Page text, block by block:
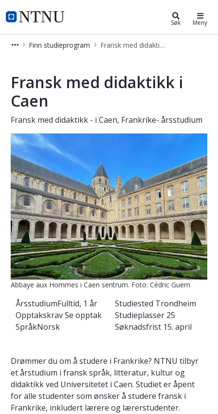
NTNU Hjemmeside
Fransk med didaktikk - Caen -
Søk Meny
Finn studieprogram Fransk med didaktikk - Caen - årsstudium
Fransk med didaktikk i
Caen
Fransk med didaktikk - i Caen, Frankrike- årsstudium
Abbaye aux Hommes i Caen sentrum. Foto: Cédric Guern
ÅrsstudiumFulltid, 1 år Studiested Trondheim
OpptakskravSe opptak Studieplasser 25
SpråkNorsk Søknadsfrist 15. april
Drømmer du om å studere i Frankrike? NTNU tilbyr
et årstudium i fransk språk, litteratur, kultur og
didaktikk ved Universitetet i Caen. Studiet er åpent
for alle studenter som ønsker å studere fransk i
Frankrike, inkludert lærere og lærerstudenter.